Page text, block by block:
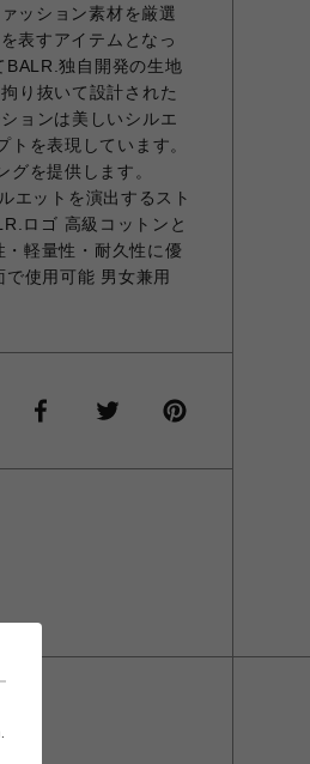
ッション素材を厳選
表すアイテムとなっ
BALR.独自開発の生地
り抜いて設計された
ョンは美しいシルエ
を表現しています。
を提供します。
エットを演出するスト
ロゴ 高級コットンと
軽量性・耐久性に優
使用可能 男女兼用